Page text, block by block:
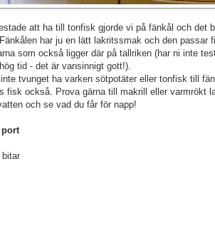
att ha till tonfisk gjorde vi på fänkål och det
har ju en lätt lakritssmak och den passar
som också ligger där på tallriken (har ni inte
tid - det är vansinnigt gott!).
tvunget ha varken sötpotäter eller tonfisk till
fisk också. Prova gärna till makrill eller varmrökt
och se vad du får för napp!
bitar